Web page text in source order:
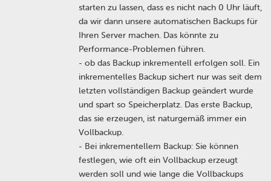
starten zu lassen, dass es nicht nach 0 Uhr läuft,
da wir dann unsere automatischen Backups für
Ihren Server machen. Das könnte zu
Performance-Problemen führen.
- ob das Backup inkrementell erfolgen soll. Ein
inkrementelles Backup sichert nur was seit dem
letzten vollständigen Backup geändert wurde
und spart so Speicherplatz. Das erste Backup,
das sie erzeugen, ist naturgemäß immer ein
Vollbackup.
- Bei inkrementellem Backup: Sie können
festlegen, wie oft ein Vollbackup erzeugt
werden soll und wie lange die Vollbackups